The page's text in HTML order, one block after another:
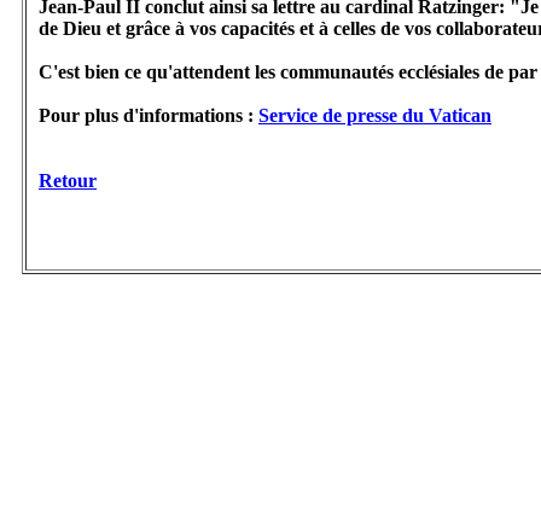
Jean-Paul II conclut ainsi sa lettre au cardinal Ratzinger:
de Dieu et grâce à vos capacités et à celles de vos
C'est bien ce qu'attendent les communautés ecclésiales de
Pour plus d'informations : Service de presse du Vatican
Retour